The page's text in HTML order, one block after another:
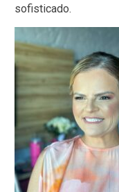
sofisticado.